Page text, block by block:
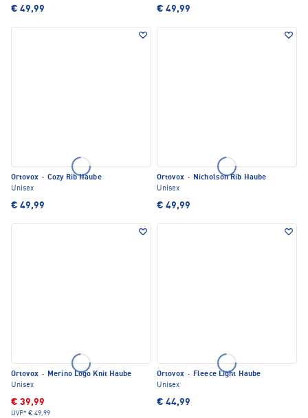
€ 49,99 € 49,99
Ortovox · Cozy Rib Haube
Unisex
€ 49,99
Ortovox · Nicholson Rib Haube
Unisex
€ 49,99
Ortovox · Merino Logo Knit Haube
Unisex
€ 39,99
UVP* € 49,99
Ortovox · Fleece Light Haube
Unisex
€ 44,99